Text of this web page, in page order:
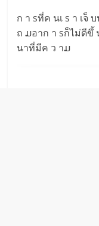
ก า sที่ค นเ s า เจ็
ถ ມอาก า sก็ไม่ดีขึ้
นาที่มีค ว าມ